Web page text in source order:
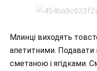
Млинці виходять
апетитними.
сметаною і ягідками.